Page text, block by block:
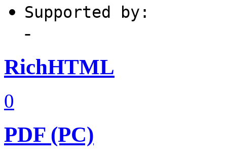
Supported by:
-
RichHTML
0
PDF (PC)